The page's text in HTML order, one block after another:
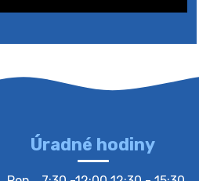
Úradné hodiny